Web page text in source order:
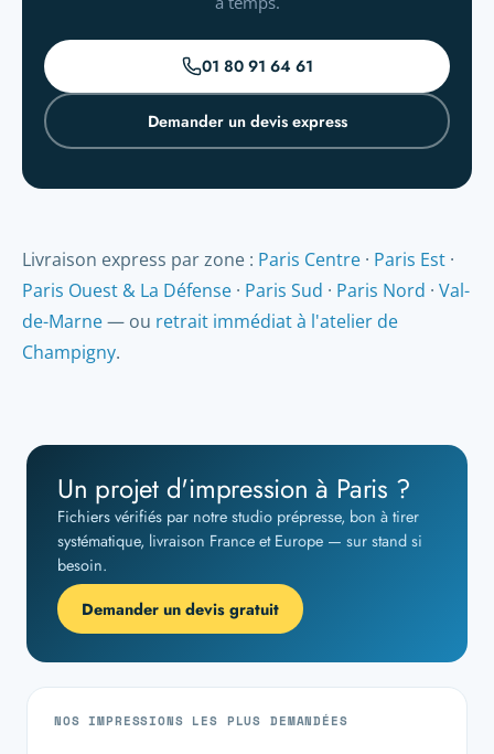
01 80 91 64 61
Demander un devis express
Livraison express par zone : Paris Centre · Paris Est ·
Paris Ouest & La Défense · Paris Sud · Paris Nord · Val-
de-Marne— ou retrait immédiat à l'atelier de
Champigny.
Un projet d'impression à Paris ?
Fichiers vérifiés par notre studio prépresse, bon à tirer
systématique, livraison France et Europe — sur stand si
besoin.
Demander un devis gratuit
NOS IMPRESSIONS LES PLUS DEMANDÉES